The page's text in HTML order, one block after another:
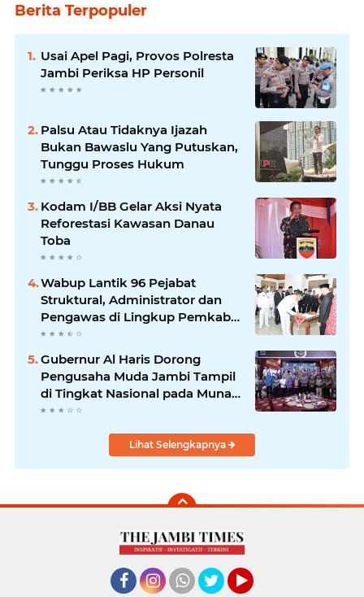
Berita Terpopuler
Usai Apel Pagi, Provos Polresta
Jambi Periksa HP Personil
Palsu Atau Tidaknya Ijazah
Bukan Bawaslu Yang Putuskan,
Tunggu Proses Hukum
Kodam I/BB Gelar Aksi Nyata
Reforestasi Kawasan Danau
Toba
Wabup Lantik 96 Pejabat
Struktural, Administrator dan
Pengawas di Lingkup Pemkab
Tanjabtim
Gubernur Al Haris Dorong
Pengusaha Muda Jambi Tampil
di Tingkat Nasional pada Munas
HIPMI ke-18
Lihat Selengkapnya